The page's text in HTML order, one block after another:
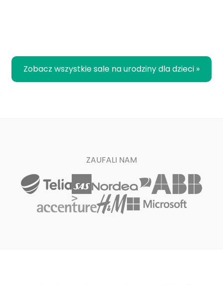
Zobacz wszystkie sale na urodziny dla dzieci »
ZAUFALI NAM